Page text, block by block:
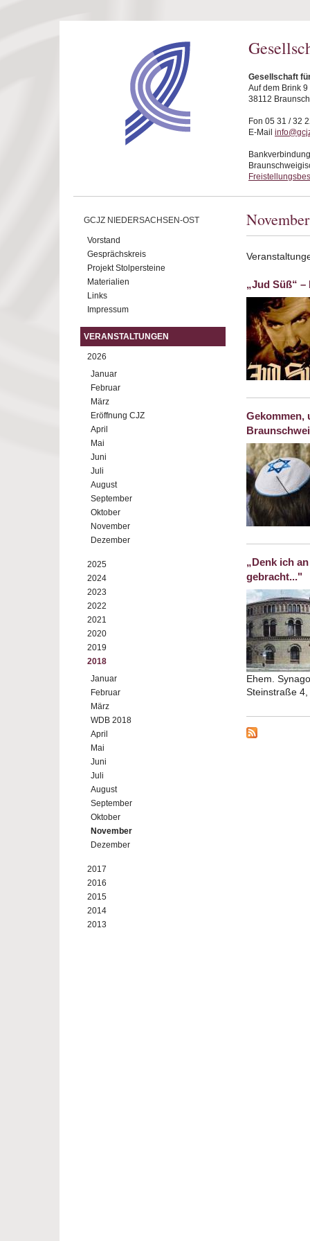
Gesellschaft
Auf dem Brink 9
38112
Fon 05 31 / 32
E-Mail
GCJZ NIEDERSACHSEN-OST
Vorstand
Gesprächskreis
Projekt Stolpersteine
Materialien
Links
Impressum
VERANSTALTUNGEN
2026
Januar
Februar
März
Eröffnung CJZ
April
Mai
Juni
Juli
August
September
Oktober
November
Dezember
2025
2024
2023
2022
2021
2020
2019
2018
Januar
Februar
März
WDB 2018
April
Mai
Juni
Juli
August
September
Oktober
November
Dezember
2017
2016
2015
2014
2013
„Jud Süß“
Gekommen,
„Denk ich
gebracht..."
Ehem.
Steinstraße